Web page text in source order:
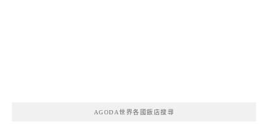
AGODA世界各國飯店搜尋